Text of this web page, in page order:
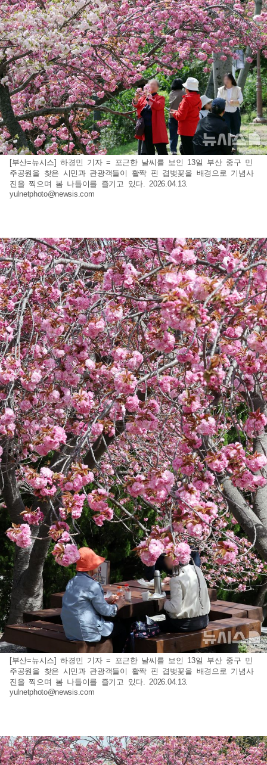
[부산=뉴시스] 하경민 기자 = 포근한 날씨를 보인 13일 부산 중구 민
주공원을 찾은 시민과 관광객들이 활짝 핀 겹벚꽃을 배경으로 기념사
진을 찍으며 봄 나들이를 즐기고 있다. 2026.04.13.
yulnetphoto@newsis.com
[부산=뉴시스] 하경민 기자 = 포근한 날씨를 보인 13일 부산 중구 민
주공원을 찾은 시민과 관광객들이 활짝 핀 겹벚꽃을 배경으로 기념사
진을 찍으며 봄 나들이를 즐기고 있다. 2026.04.13.
yulnetphoto@newsis.com